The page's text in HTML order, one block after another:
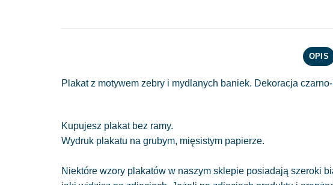
OPIS
Plakat z motywem zebry i mydlanych baniek. Dekoracja
Kupujesz plakat bez ramy.
Wydruk plakatu na grubym, mięsistym papierze.
Niektóre wzory plakatów w naszym sklepie posiadają szeroki